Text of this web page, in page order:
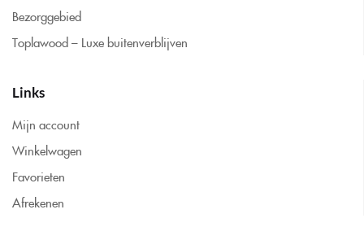
Bezorggebied
Toplawood – Luxe buitenverblijven
Links
Mijn account
Winkelwagen
Favorieten
Afrekenen